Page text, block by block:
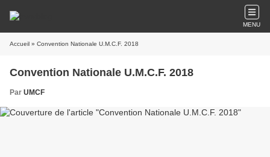
MENU
Accueil » Convention Nationale U.M.C.F. 2018
Convention Nationale U.M.C.F. 2018
Par UMCF